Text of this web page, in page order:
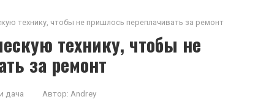
технику, чтобы не пришлось переплачивать за ремонт
технику, чтобы не
за ремонт
дача Автор: Andrey